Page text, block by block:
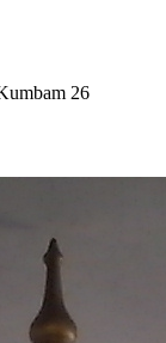
26